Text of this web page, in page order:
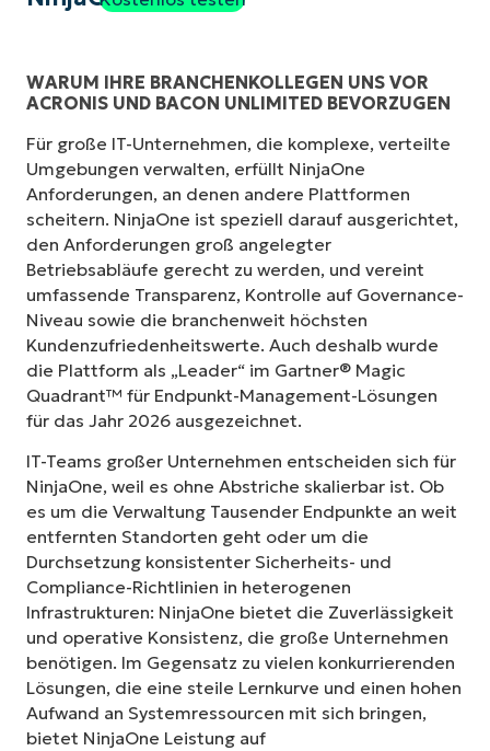
WARUM IHRE BRANCHENKOLLEGEN UNS VOR
ACRONIS UND BACON UNLIMITED BEVORZUGEN
Für große IT-Unternehmen, die komplexe, verteilte
Umgebungen verwalten, erfüllt NinjaOne
Anforderungen, an denen andere Plattformen
scheitern. NinjaOne ist speziell darauf ausgerichtet,
den Anforderungen groß angelegter
Betriebsabläufe gerecht zu werden, und vereint
umfassende Transparenz, Kontrolle auf Governance-
Niveau sowie die branchenweit höchsten
Kundenzufriedenheitswerte. Auch deshalb wurde
die Plattform als „Leader“ im Gartner® Magic
Quadrant™ für Endpunkt-Management-Lösungen
für das Jahr 2026 ausgezeichnet.
IT-Teams großer Unternehmen entscheiden sich für
NinjaOne, weil es ohne Abstriche skalierbar ist. Ob
es um die Verwaltung Tausender Endpunkte an weit
entfernten Standorten geht oder um die
Durchsetzung konsistenter Sicherheits- und
Compliance-Richtlinien in heterogenen
Infrastrukturen: NinjaOne bietet die Zuverlässigkeit
und operative Konsistenz, die große Unternehmen
benötigen. Im Gegensatz zu vielen konkurrierenden
Lösungen, die eine steile Lernkurve und einen hohen
Aufwand an Systemressourcen mit sich bringen,
bietet NinjaOne Leistung auf